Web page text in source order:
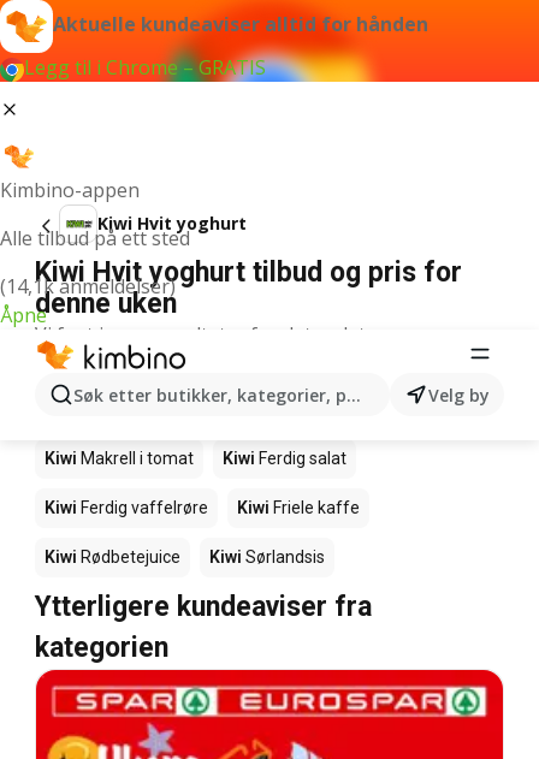
Aktuelle kundeaviser alltid for hånden
Legg til i Chrome – GRATIS
Kimbino-appen
Alle tilbud på ett sted
(14,1k anmeldelser)
Åpne
Søk etter butikker, kategorier, produkter...Velg by
Kiwi Hvit yoghurt
Kiwi Hvit yoghurt tilbud og pris for
denne uken
Vi fant ingen resultater for det ordet.
Andre produkter i butikkene Kiwi
Kiwi Fårikålkjøtt
Kiwi Makrell i tomat Kiwi Ferdig salat
Kiwi Ferdig vaffelrøre Kiwi Friele kaffe
Kiwi Rødbetejuice Kiwi Sørlandsis
Ytterligere kundeaviser fra
kategorien